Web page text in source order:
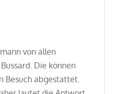
von allen
Die können
Besuch abgestattet.